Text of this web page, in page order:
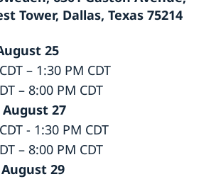
ID-kort
för barn födda
av svenskt medborgarskap
med?
och personlig säkerhet
och katastrofer
sedvänjor
Tower, Dallas, Texas 75214
25
– 1:30 PM CDT
– 8:00 PM CDT
27
- 1:30 PM CDT
– 8:00 PM CDT
29